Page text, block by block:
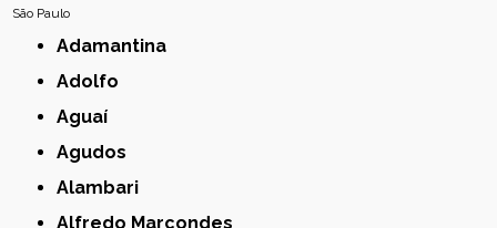
São Paulo
Adamantina
Adolfo
Aguaí
Agudos
Alambari
Alfredo Marcondes